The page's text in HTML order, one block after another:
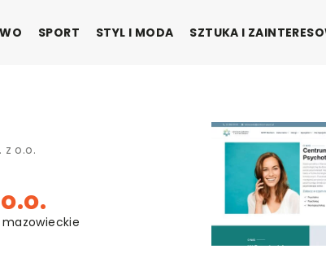
SPORT STYL I MODA SZTUKA I
o.o.